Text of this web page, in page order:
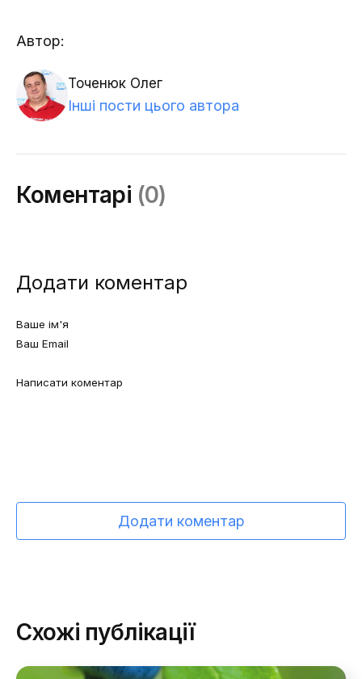
Автор:
Точенюк Олег
Інші пости цього автора
Коментарі (0)
Додати коментар
Додати коментар
Схожі публікації